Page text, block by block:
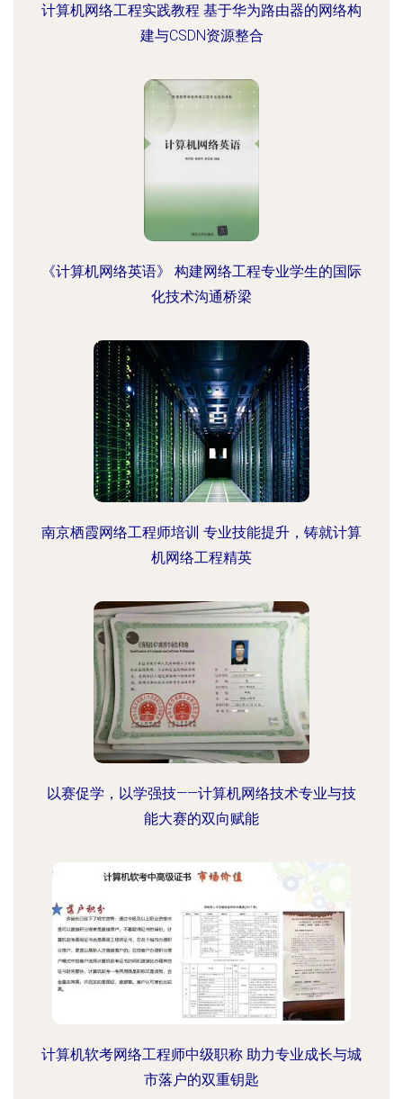
计算机网络工程实践教程 基于华为路由器的网络构
建与CSDN资源整合
《计算机网络英语》 构建网络工程专业学生的国际
化技术沟通桥梁
南京栖霞网络工程师培训 专业技能提升，铸就计算
机网络工程精英
以赛促学，以学强技——计算机网络技术专业与技
能大赛的双向赋能
计算机软考网络工程师中级职称 助力专业成长与城
市落户的双重钥匙